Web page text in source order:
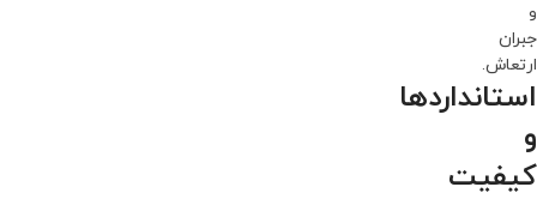
و
جبران
ارتعاش.
استانداردها
و
کیفیت